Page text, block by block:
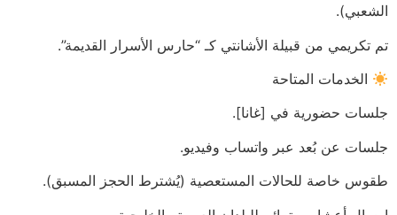
الشعبي).
تم تكريمي من قبيلة الأشانتي كـ “حارس الأسرار القديمة”.
الخدمات المتاحة
جلسات حضورية في [غانا].
جلسات عن بُعد عبر واتساب وفيديو.
طقوس خاصة للحالات المستعصية (يُشترط الحجز المسبق).